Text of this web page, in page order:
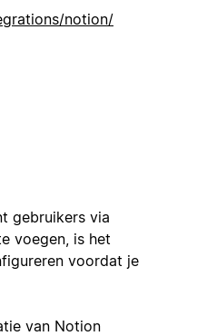
notion/
gebruikers via
voegen, is het
voordat je
van Notion